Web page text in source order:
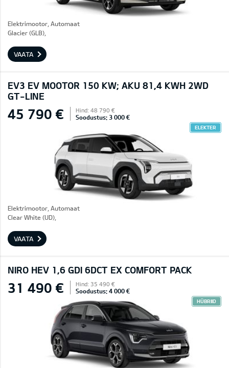
Elektrimootor, Automaat
Glacier (GLB),
VAATA
EV3 EV MOOTOR 150 KW; AKU 81,4 KWH 2WD
GT-LINE
45 790 € Hind: 48 790 €
Soodustus: 3 000 €
ELEKTER
Elektrimootor, Automaat
Clear White (UD),
VAATA
NIRO HEV 1,6 GDI 6DCT EX COMFORT PACK
31 490 € Hind: 35 490 €
Soodustus: 4 000 €
HÜBRIID